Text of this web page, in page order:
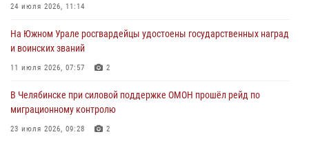
задержан подозреваемый в грабеже
24 июля 2026, 11:14
На Южном Урале росгвардейцы удостоены государственных наград
и воинских званий
11 июля 2026, 07:57 2
В Челябинске при силовой поддержке ОМОН прошёл рейд по
миграционному контролю
23 июля 2026, 09:28 2